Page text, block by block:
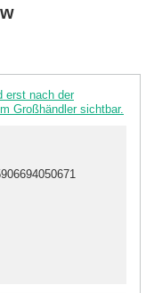
erst nach der
Großhändler sichtbar.